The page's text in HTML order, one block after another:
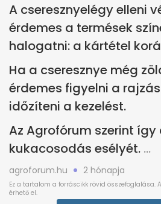
A cseresznyelégy elleni
érdemes a termések
halogatni: a kártétel
Ha a cseresznye még
érdemes figyelni a
időzíteni a kezelést.
Az Agrofórum szerint
kukacosodás esélyét.
agroforum.hu 2 hónapja